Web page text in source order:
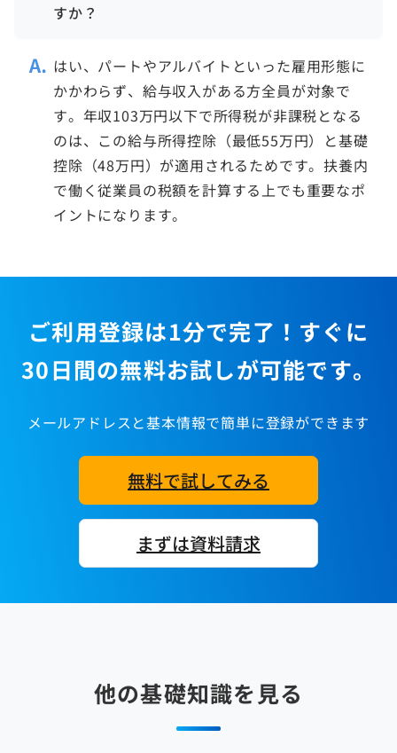
すか？
はい、パートやアルバイトといった雇用形態に
かかわらず、給与収入がある方全員が対象で
す。年収103万円以下で所得税が非課税となる
のは、この給与所得控除（最低55万円）と基礎
控除（48万円）が適用されるためです。扶養内
で働く従業員の税額を計算する上でも重要なポ
イントになります。
ご利用登録は1分で完了！すぐに
30日間の無料お試しが可能です。
メールアドレスと基本情報で簡単に登録ができます
無料で試してみる
まずは資料請求
他の基礎知識を見る